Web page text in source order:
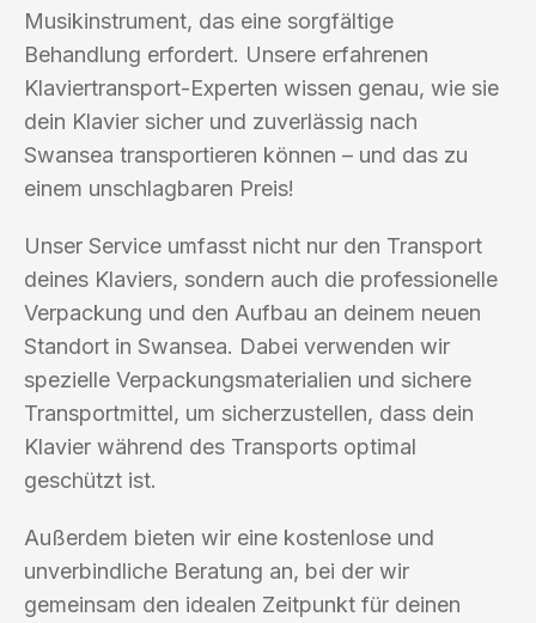
Musikinstrument, das eine sorgfältige
Behandlung erfordert. Unsere erfahrenen
Klaviertransport-Experten wissen genau, wie sie
dein Klavier sicher und zuverlässig nach
Swansea transportieren können – und das zu
einem unschlagbaren Preis!
Unser Service umfasst nicht nur den Transport
deines Klaviers, sondern auch die professionelle
Verpackung und den Aufbau an deinem neuen
Standort in Swansea. Dabei verwenden wir
spezielle Verpackungsmaterialien und sichere
Transportmittel, um sicherzustellen, dass dein
Klavier während des Transports optimal
geschützt ist.
Außerdem bieten wir eine kostenlose und
unverbindliche Beratung an, bei der wir
gemeinsam den idealen Zeitpunkt für deinen